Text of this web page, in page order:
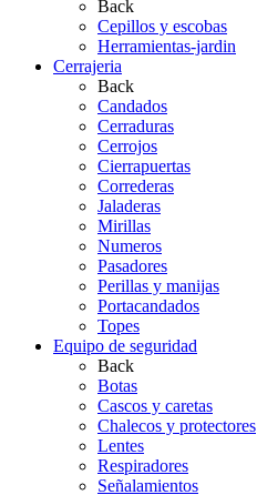
Back
Cepillos y escobas
Herramientas-jardin
Cerrajeria
Back
Candados
Cerraduras
Cerrojos
Cierrapuertas
Correderas
Jaladeras
Mirillas
Numeros
Pasadores
Perillas y manijas
Portacandados
Topes
Equipo de seguridad
Back
Botas
Cascos y caretas
Chalecos y protectores
Lentes
Respiradores
Señalamientos